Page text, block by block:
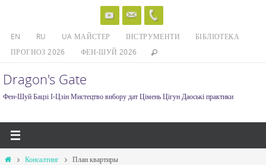
content
EN RU UA МАЙСТЕР ІНСТРУМЕНТИ
БІБЛІОТЕКА
ПРОГНОЗ 2026
ФЕН-ШУЙ 2026
Dragon's Gate
Фен-Шуй Бацзі І-Цзін Мистецтво вибору дат Цімень Цігун Даоські практики
HomeКонсалтинг План квартиры